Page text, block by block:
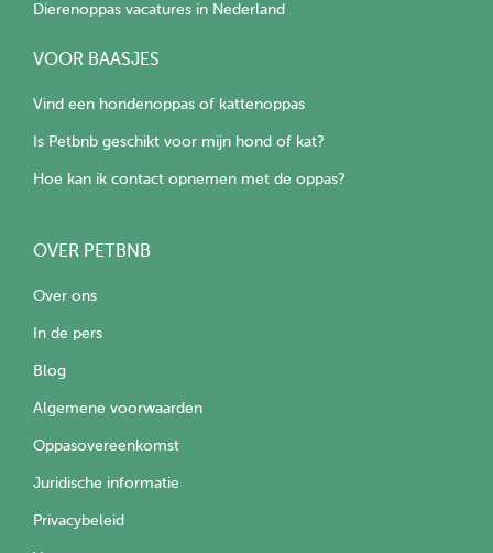
Dierenoppas vacatures in Nederland
VOOR BAASJES
Vind een hondenoppas of kattenoppas
Is Petbnb geschikt voor mijn hond of kat?
Hoe kan ik contact opnemen met de oppas?
OVER PETBNB
Over ons
In de pers
Blog
Algemene voorwaarden
Oppasovereenkomst
Juridische informatie
Privacybeleid